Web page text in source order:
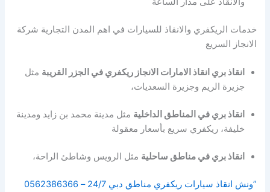
خدمات الريكفري والانقاذ للسيارات في اهم المدن التجارية شركة
الانجاز السريع
انقاذ بري انقاذ الامارات الانجاز ريكفري في الجزر القريبة مثل
جزيرة الريم وجزيرة السعديات،
انقاذ بري في المناطق الداخلية مثل مدينة محمد بن زايد ومدينة
خليفة، ريكفري سريع بأسعار معقولة
انقاذ بري في مناطق ساحلية مثل الرويس وشاطئ الراحة،
”ونش انقاذ سيارات ريكفري مناطق دبي 24/7 – 0562386366